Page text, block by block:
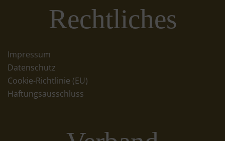
Rechtliches
Impressum
Datenschutz
Cookie-Richtlinie (EU)
Haftungsausschluss